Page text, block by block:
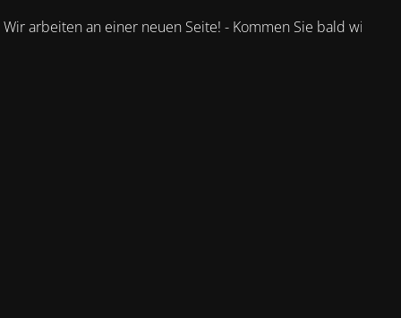
Wir arbeiten an einer neuen Seite! - Kommen Sie bald wieder.